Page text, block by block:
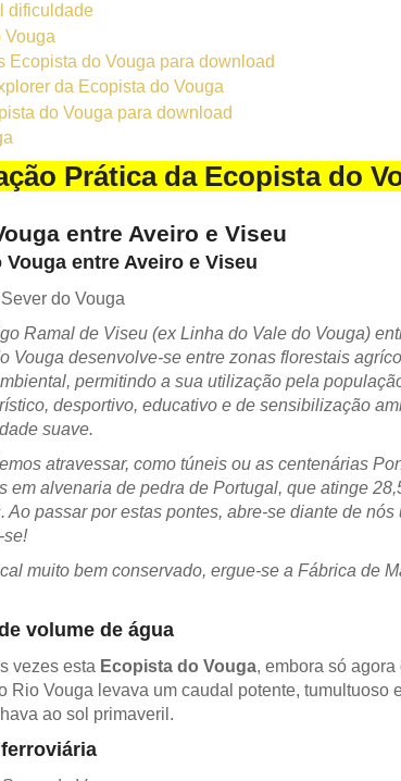
dificuldade
Vouga
Ecopista do Vouga para download
da Ecopista do Vouga
do Vouga para download
Prática da Ecopista do
entre Aveiro e Viseu
entre Aveiro e Viseu
Ramal de Viseu (ex Linha do Vale do Vouga)
Vouga desenvolve-se entre zonas florestais
permitindo a sua utilização pela
desportivo, educativo e de sensibilização
suave.
atravessar, como túneis ou as centenárias
em alvenaria de pedra de Portugal, que atinge
Ao passar por estas pontes, abre-se diante de
se!
muito bem conservado, ergue-se a Fábrica de
volume de água
vezes esta Ecopista do Vouga, embora só
Rio Vouga levava um caudal potente,
ao sol primaveril.